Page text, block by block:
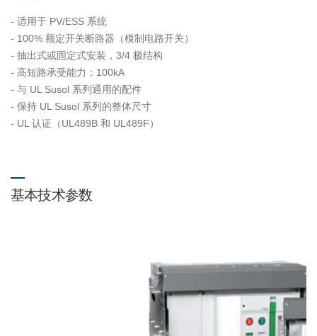
- 适用于 PV/ESS 系统
- 100% 额定开关断路器（模制电路开关）
- 抽出式或固定式安装，3/4 极结构
- 高短路承受能力：100kA
- 与 UL Susol 系列通用的配件
- 保持 UL Susol 系列的整体尺寸
- UL 认证（UL489B 和 UL489F）
基本技术参数